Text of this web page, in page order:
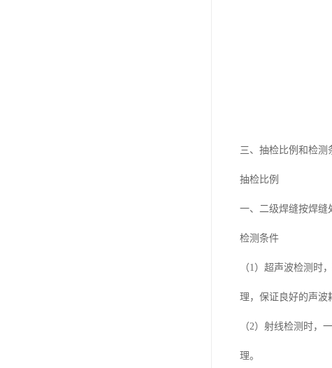
三、抽检比例和检测
抽检比例
一、二级焊缝按焊缝
检测条件
（1）超声波检测时
理，保证良好的声波
（2）射线检测时，
理。